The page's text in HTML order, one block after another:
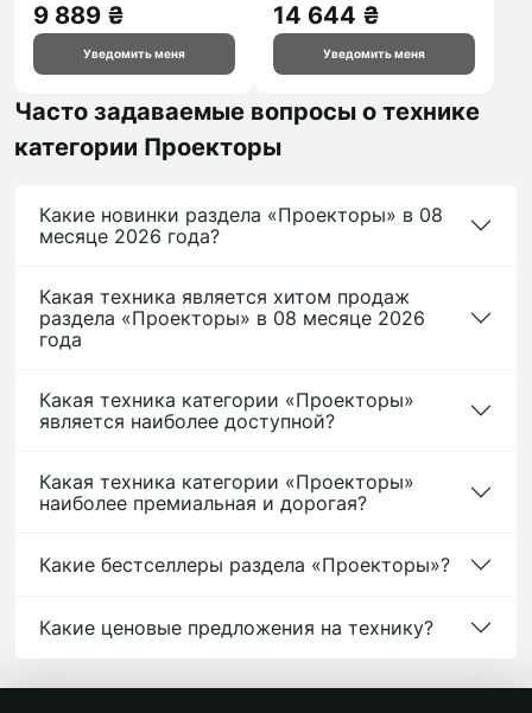
9 889 ₴
Уведомить меня
14 644 ₴
Уведомить меня
Часто задаваемые вопросы о технике
категории Проекторы
Какие новинки раздела «Проекторы» в 08
месяце 2026 года?
Какая техника является хитом продаж
раздела «Проекторы» в 08 месяце 2026
года
Какая техника категории «Проекторы»
является наиболее доступной?
Какая техника категории «Проекторы»
наиболее премиальная и дорогая?
Какие бестселлеры раздела «Проекторы»?
Какие ценовые предложения на технику?